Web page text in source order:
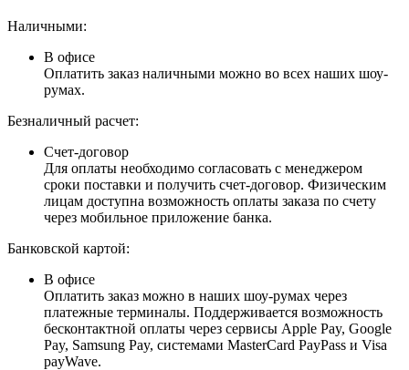
Наличными:
В офисе
Оплатить заказ наличными можно во всех наших шоу-
румах.
Безналичный расчет:
Счет-договор
Для оплаты необходимо согласовать с менеджером
сроки поставки и получить счет-договор. Физическим
лицам доступна возможность оплаты заказа по счету
через мобильное приложение банка.
Банковской картой:
В офисе
Оплатить заказ можно в наших шоу-румах через
платежные терминалы. Поддерживается возможность
бесконтактной оплаты через сервисы Apple Pay, Google
Pay, Samsung Pay, системами MasterCard PayPass и Visa
payWave.